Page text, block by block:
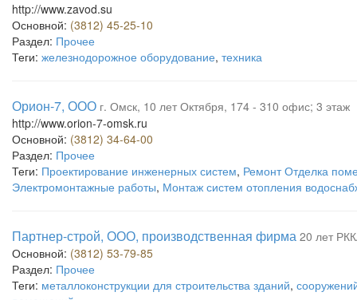
http://www.zavod.su
Основной: (3812) 45-25-10
Раздел: Прочее
Теги: железнодорожное оборудование, техника
Орион-7, ООО г. Омск, 10 лет Октября, 174 - 310 офис; 3 этаж
http://www.orion-7-omsk.ru
Основной: (3812) 34-64-00
Раздел: Прочее
Теги: Проектирование инженерных систем, Ремонт Отделка
Электромонтажные работы, Монтаж систем отопления
Партнер-строй, ООО, производственная фирма 20 лет
Основной: (3812) 53-79-85
Раздел: Прочее
Теги: металлоконструкции для строительства зданий,